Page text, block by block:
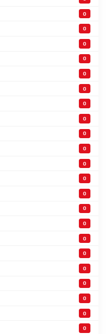
0
0
0
0
0
0
0
0
0
0
0
0
0
0
0
0
0
0
0
0
0
0